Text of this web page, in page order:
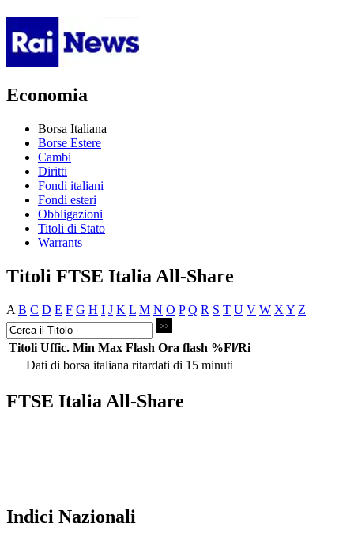
Economia
Borsa Italiana
Borse Estere
Cambi
Diritti
Fondi italiani
Fondi esteri
Obbligazioni
Titoli di Stato
Warrants
Titoli FTSE Italia All-Share
A B C D E F G H I J K L M N O P Q R S T U V W X Y Z
Titoli Uffic. Min Max Flash Ora flash %Fl/Ri
Dati di borsa italiana ritardati di 15 minuti
FTSE Italia All-Share
Indici Nazionali